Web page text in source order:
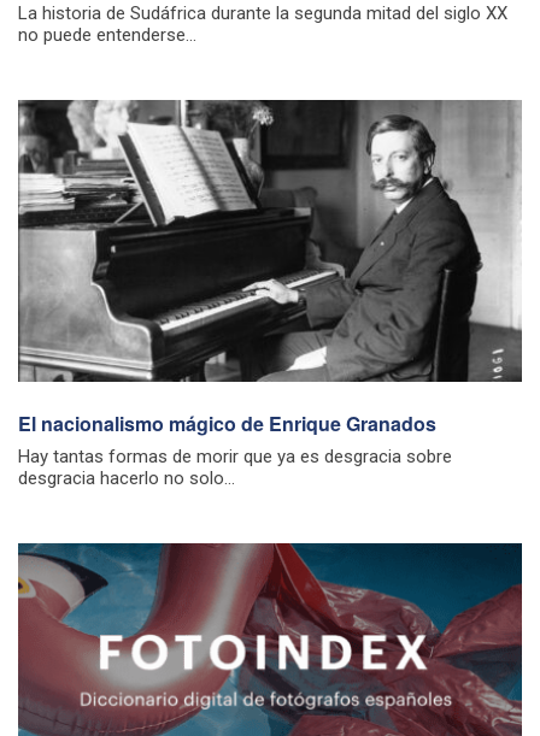
La historia de Sudáfrica durante la segunda mitad del siglo XX
no puede entenderse...
El nacionalismo mágico de Enrique Granados
Hay tantas formas de morir que ya es desgracia sobre
desgracia hacerlo no solo...